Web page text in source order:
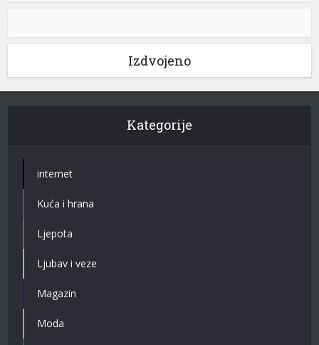
Izdvojeno
Kategorije
internet
Kuća i hrana
Ljepota
Ljubav i veze
Magazin
Moda